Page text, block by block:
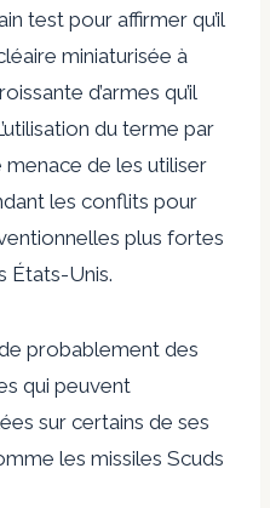
test pour affirmer qu’il
miniaturisée à
d’armes qu’il
du terme par
de les utiliser
les conflits pour
plus fortes
États-Unis.
probablement des
qui peuvent
sur certains de ses
les missiles Scuds